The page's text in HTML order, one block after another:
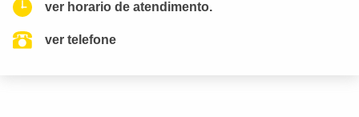
ver horario de atendimento.
ver telefone